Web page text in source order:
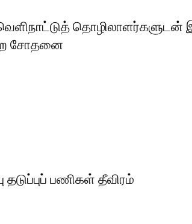
தொழிலாளர்களுடன்
சோதனை
பணிகள் தீவிரம்